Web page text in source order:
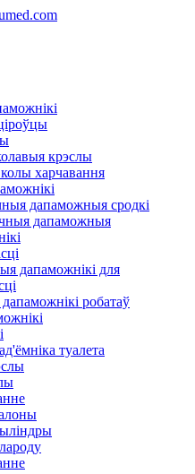
крэслы
харчавання
дапаможныя сродкі
дапаможныя
дапаможнікі для
робатаў
туалета